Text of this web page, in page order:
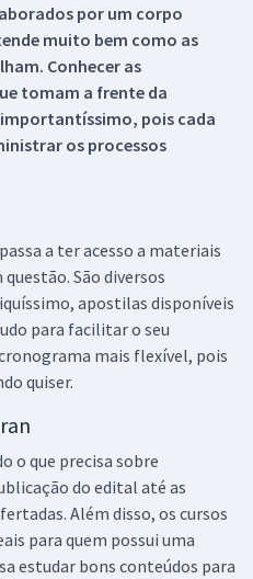
por um corpo
muito bem como as
Conhecer as
tomam a frente da
pois cada
os processos
a ter acesso a materiais
São diversos
apostilas disponíveis
para facilitar o seu
mais flexível, pois
quiser.
o que precisa sobre
do edital até as
Além disso, os cursos
para quem possui uma
estudar bons conteúdos para